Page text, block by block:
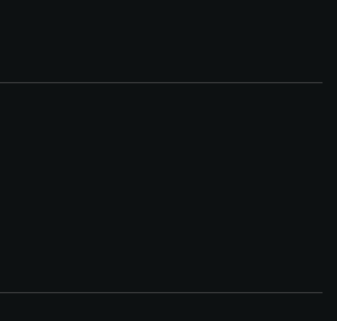
Questi cookie